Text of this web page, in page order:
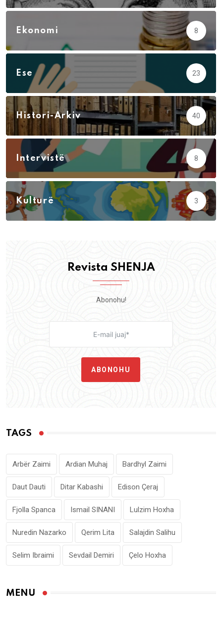
Ekonomi 8
Ese 23
Histori-Arkiv 40
Intervistë 8
Kulturë 3
Revista SHENJA
Abonohu!
ABONOHU
TAGS
Arbër Zaimi Ardian Muhaj Bardhyl Zaimi
Daut Dauti Ditar Kabashi Edison Çeraj
Fjolla Spanca Ismail SINANI Lulzim Hoxha
Nuredin Nazarko Qerim Lita Salajdin Salihu
Selim Ibraimi Sevdail Demiri Çelo Hoxha
MENU